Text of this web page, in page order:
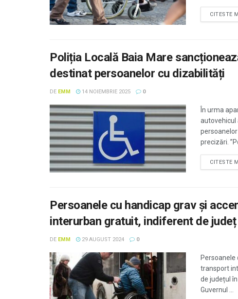
CITESTE
Poliția Locală Baia Mare
destinat persoanelor cu dizabilități
DE EMM 14 NOIEMBRIE 2025 0
În urma
autovehicul
precizări.
CITESTE
Persoanele cu handicap grav și
interurban gratuit, indiferent de județ
DE EMM 29 AUGUST 2024 0
Persoanele
transport
de județul
Guvernul ...